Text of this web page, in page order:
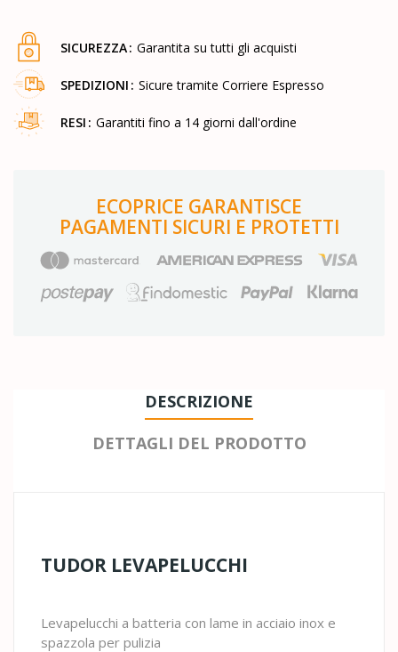
SICUREZZA Garantita su tutti gli acquisti
SPEDIZIONI Sicure tramite Corriere Espresso
RESI Garantiti fino a 14 giorni dall'ordine
ECOPRICE GARANTISCE
PAGAMENTI SICURI E PROTETTI
DESCRIZIONE
DETTAGLI DEL PRODOTTO
TUDOR LEVAPELUCCHI
Levapelucchi a batteria con lame in acciaio inox e
spazzola per pulizia